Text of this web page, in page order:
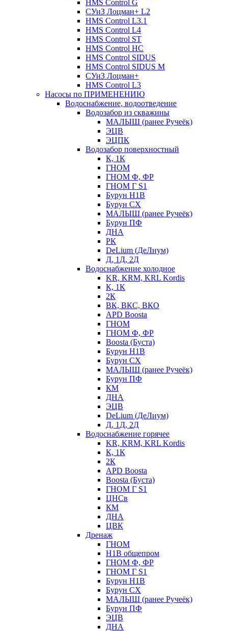
HMS Control G
СУиЗ Лоцман+ L2
HMS Control L3.1
HMS Control L4
HMS Control ST
HMS Control HC
HMS Control SIDUS
HMS Control SIDUS M
СУиЗ Лоцман+
HMS Control L3
Насосы по ПРИМЕНЕНИЮ
Водоснабжение, водоотведение
Водозабор из скважины
МАЛЫШ (ранее Ручеёк)
ЭЦВ
ЭЦПК
Водозабор поверхностный
К, 1К
ГНОМ
ГНОМ Ф, ФР
ГНОМ Г S1
Бурун Н1В
Бурун СХ
МАЛЫШ (ранее Ручеёк)
Бурун ПФ
ДНА
РК
DeLium (ДеЛиум)
Д, 1Д, 2Д
Водоснабжение холодное
KR, KRM, KRL Kordis
К, 1К
2К
ВК, ВКС, ВКО
APD Boosta
ГНОМ
ГНОМ Ф, ФР
Boosta (Буста)
Бурун Н1В
Бурун СХ
МАЛЫШ (ранее Ручеёк)
Бурун ПФ
КМ
ДНА
ЭЦВ
DeLium (ДеЛиум)
Д, 1Д, 2Д
Водоснабжение горячее
KR, KRM, KRL Kordis
К, 1К
2К
APD Boosta
Boosta (Буста)
ГНОМ Г S1
ЦНСв
КМ
ДНА
ЦВК
Дренаж
ГНОМ
Н1В общепром
ГНОМ Ф, ФР
ГНОМ Г S1
Бурун Н1В
Бурун СХ
МАЛЫШ (ранее Ручеёк)
Бурун ПФ
ЭЦВ
ДНА